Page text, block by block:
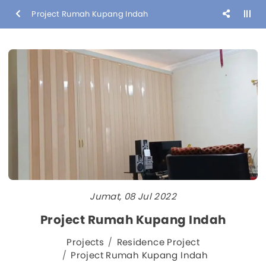
Project Rumah Kupang Indah
Jumat, 08 Jul 2022
Project Rumah Kupang Indah
Projects
Residence Project
Project Rumah Kupang Indah